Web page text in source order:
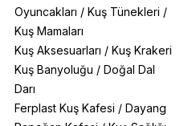
Oyuncakları / Kuş Tünekleri /
Kuş Mamaları
Kuş Aksesuarları / Kuş Krakeri
Kuş Banyoluğu / Doğal Dal
Darı
Ferplast Kuş Kafesi / Dayang